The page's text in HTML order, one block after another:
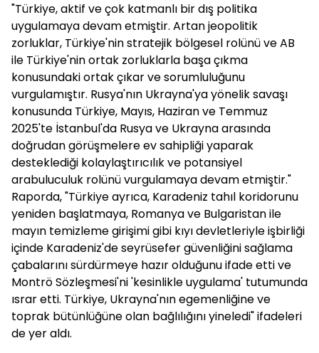
"Türkiye, aktif ve çok katmanlı bir dış politika
uygulamaya devam etmiştir. Artan jeopolitik
zorluklar, Türkiye'nin stratejik bölgesel rolünü ve AB
ile Türkiye'nin ortak zorluklarla başa çıkma
konusundaki ortak çıkar ve sorumluluğunu
vurgulamıştır. Rusya'nın Ukrayna'ya yönelik savaşı
konusunda Türkiye, Mayıs, Haziran ve Temmuz
2025'te İstanbul'da Rusya ve Ukrayna arasında
doğrudan görüşmelere ev sahipliği yaparak
desteklediği kolaylaştırıcılık ve potansiyel
arabuluculuk rolünü vurgulamaya devam etmiştir."
Raporda, "Türkiye ayrıca, Karadeniz tahıl koridorunu
yeniden başlatmaya, Romanya ve Bulgaristan ile
mayın temizleme girişimi gibi kıyı devletleriyle işbirliği
içinde Karadeniz'de seyrüsefer güvenliğini sağlama
çabalarını sürdürmeye hazır olduğunu ifade etti ve
Montrö Sözleşmesi'ni 'kesinlikle uygulama' tutumunda
ısrar etti. Türkiye, Ukrayna'nın egemenliğine ve
toprak bütünlüğüne olan bağlılığını yineledi" ifadeleri
de yer aldı.